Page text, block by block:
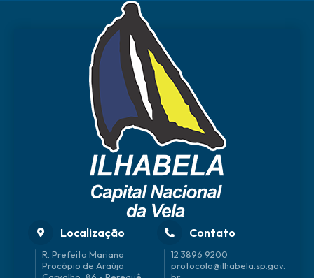
Localização
R. Prefeito Mariano
Procópio de Araújo
Contato
12 3896 9200
protocolo@ilhabela.sp.gov.